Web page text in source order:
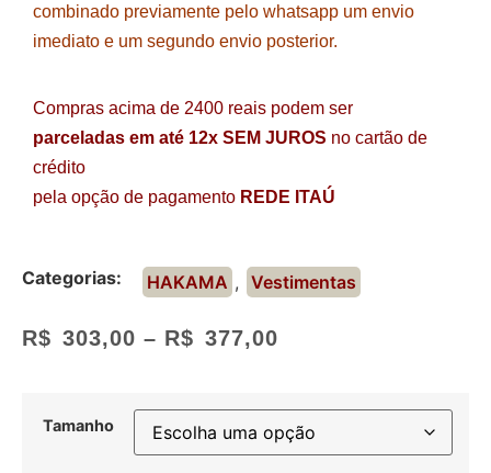
combinado previamente pelo whatsapp um envio
imediato e um segundo envio posterior.
Compras acima de 2400 reais podem ser
parceladas em até 12x SEM JUROS no cartão de
crédito
pela opção de pagamento REDE ITAÚ
Categorias: HAKAMA , Vestimentas
R$ 303,00 – R$ 377,00
Tamanho